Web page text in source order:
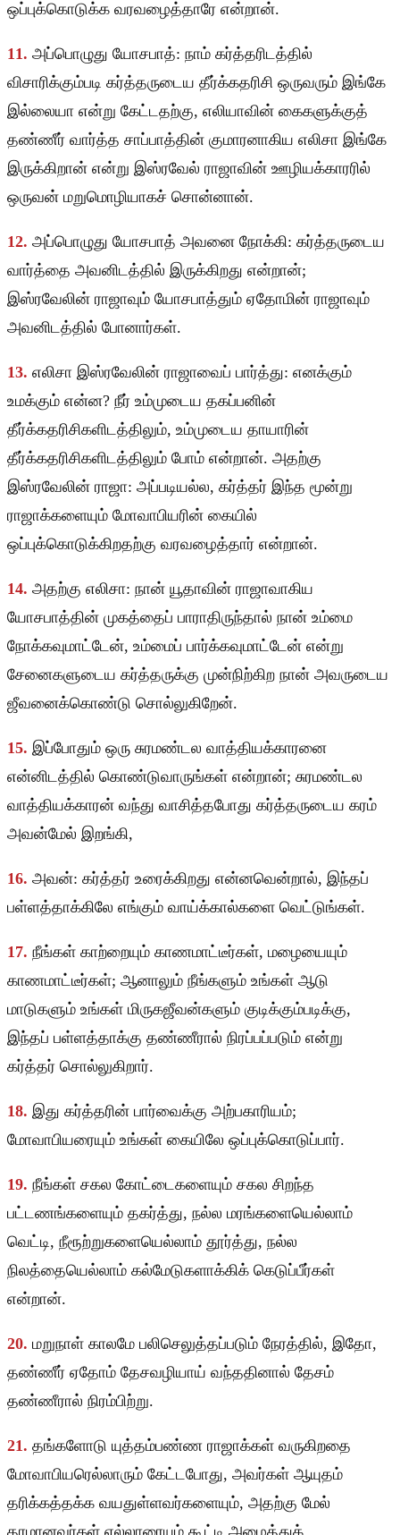
ஒப்புக்கொடுக்க வரவழைத்தாரே என்றான்.
11. அப்பொழுது யோசபாத்: நாம் கர்த்தரிடத்தில்
விசாரிக்கும்படி கர்த்தருடைய தீர்க்கதரிசி ஒருவரும் இங்கே
இல்லையா என்று கேட்டதற்கு, எலியாவின் கைகளுக்குத்
தண்ணீர் வார்த்த சாப்பாத்தின் குமாரனாகிய எலிசா இங்கே
இருக்கிறான் என்று இஸ்ரவேல் ராஜாவின் ஊழியக்காரரில்
ஒருவன் மறுமொழியாகச் சொன்னான்.
12. அப்பொழுது யோசபாத் அவனை நோக்கி: கர்த்தருடைய
வார்த்தை அவனிடத்தில் இருக்கிறது என்றான்;
இஸ்ரவேலின் ராஜாவும் யோசபாத்தும் ஏதோமின் ராஜாவும்
அவனிடத்தில் போனார்கள்.
13. எலிசா இஸ்ரவேலின் ராஜாவைப் பார்த்து: எனக்கும்
உமக்கும் என்ன? நீர் உம்முடைய தகப்பனின்
தீர்க்கதரிசிகளிடத்திலும், உம்முடைய தாயாரின்
தீர்க்கதரிசிகளிடத்திலும் போம் என்றான். அதற்கு
இஸ்ரவேலின் ராஜா: அப்படியல்ல, கர்த்தர் இந்த மூன்று
ராஜாக்களையும் மோவாபியரின் கையில்
ஒப்புக்கொடுக்கிறதற்கு வரவழைத்தார் என்றான்.
14. அதற்கு எலிசா: நான் யூதாவின் ராஜாவாகிய
யோசபாத்தின் முகத்தைப் பாராதிருந்தால் நான் உம்மை
நோக்கவுமாட்டேன், உம்மைப் பார்க்கவுமாட்டேன் என்று
சேனைகளுடைய கர்த்தருக்கு முன்நிற்கிற நான் அவருடைய
ஜீவனைக்கொண்டு சொல்லுகிறேன்.
15. இப்போதும் ஒரு சுரமண்டல வாத்தியக்காரனை
என்னிடத்தில் கொண்டுவாருங்கள் என்றான்; சுரமண்டல
வாத்தியக்காரன் வந்து வாசித்தபோது கர்த்தருடைய கரம்
அவன்மேல் இறங்கி,
16. அவன்: கர்த்தர் உரைக்கிறது என்னவென்றால், இந்தப்
பள்ளத்தாக்கிலே எங்கும் வாய்க்கால்களை வெட்டுங்கள்.
17. நீங்கள் காற்றையும் காணமாட்டீர்கள், மழையையும்
காணமாட்டீர்கள்; ஆனாலும் நீங்களும் உங்கள் ஆடு
மாடுகளும் உங்கள் மிருகஜீவன்களும் குடிக்கும்படிக்கு,
இந்தப் பள்ளத்தாக்கு தண்ணீரால் நிரப்பப்படும் என்று
கர்த்தர் சொல்லுகிறார்.
18. இது கர்த்தரின் பார்வைக்கு அற்பகாரியம்;
மோவாபியரையும் உங்கள் கையிலே ஒப்புக்கொடுப்பார்.
19. நீங்கள் சகல கோட்டைகளையும் சகல சிறந்த
பட்டணங்களையும் தகர்த்து, நல்ல மரங்களையெல்லாம்
வெட்டி, நீரூற்றுகளையெல்லாம் தூர்த்து, நல்ல
நிலத்தையெல்லாம் கல்மேடுகளாக்கிக் கெடுப்பீர்கள்
என்றான்.
20. மறுநாள் காலமே பலிசெலுத்தப்படும் நேரத்தில், இதோ,
தண்ணீர் ஏதோம் தேசவழியாய் வந்ததினால் தேசம்
தண்ணீரால் நிரம்பிற்று.
21. தங்களோடு யுத்தம்பண்ண ராஜாக்கள் வருகிறதை
மோவாபியரெல்லாரும் கேட்டபோது, அவர்கள் ஆயுதம்
தரிக்கத்தக்க வயதுள்ளவர்களையும், அதற்கு மேல்